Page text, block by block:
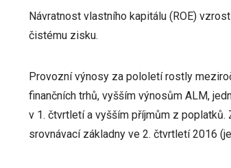
Návratnost vlastního kapitálu (ROE)
čistému zisku.
Provozní výnosy za pololetí rostly
finančních trhů, vyšším výnosům ALM,
v 1. čtvrtletí a vyšším příjmům z
srovnávací základny ve 2. čtvrtletí 2016